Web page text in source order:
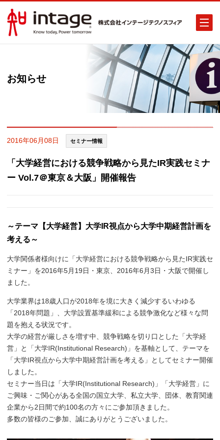
お知らせ
2016年06月08日 セミナー情報
「大学経営における競争戦略から見たIR実践セミナ
ー Vol.7＠東京＆大阪」開催報告
～テーマ【大学経営】大学IR視点から大学中期経営計画を
考える～
大学関係者様向けに「大学経営における競争戦略から見たIR実践セ
ミナー」を2016年5月19日・東京、2016年6月3日・大阪で開催し
ました。
大学業界は18歳人口が2018年を境に大きく減少するいわゆる
「2018年問題」、大学設置基準緩和による競争激化など様々な問
題を抱える状況です。
大学の経営が厳しさを増す中、競争戦略を切り口とした「大学経
営」と「大学IR(Institutional Research)」を基軸として、テーマを
「大学IR視点から大学中期経営計画を考える」としてセミナー開催
しました。
セミナー当日は「大学IR(Institutional Research)」「大学経営」に
ご興味・ご関心がある全国の国立大学、私立大学、団体、教育関連
企業から2日間で約100名の方々にご参加頂きました。
多数の皆様のご参加、誠にありがとうございました。